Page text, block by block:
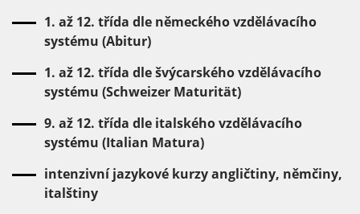
1. až 12. třída dle německého vzdělávacího
systému (Abitur)
1. až 12. třída dle švýcarského vzdělávacího
systému (Schweizer Maturität)
9. až 12. třída dle italského vzdělávacího
systému (Italian Matura)
intenzivní jazykové kurzy angličtiny, němčiny,
italštiny